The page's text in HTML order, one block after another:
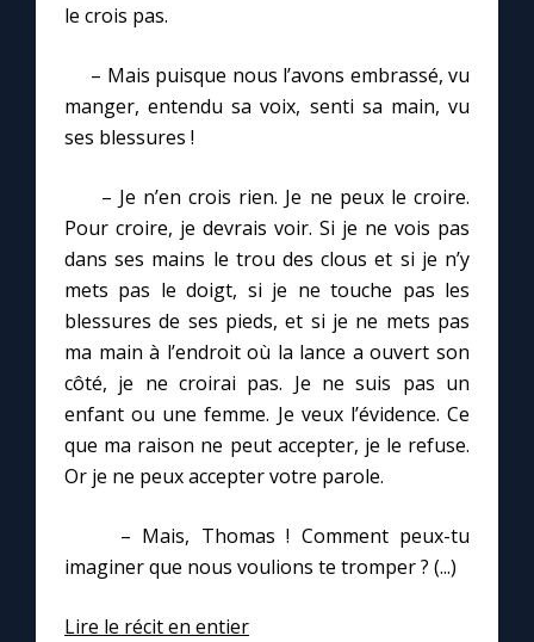
le crois pas.
– Mais puisque nous l’avons embrassé, vu
manger, entendu sa voix, senti sa main, vu
ses blessures !
– Je n’en crois rien. Je ne peux le croire.
Pour croire, je devrais voir. Si je ne vois pas
dans ses mains le trou des clous et si je n’y
mets pas le doigt, si je ne touche pas les
blessures de ses pieds, et si je ne mets pas
ma main à l’endroit où la lance a ouvert son
côté, je ne croirai pas. Je ne suis pas un
enfant ou une femme. Je veux l’évidence. Ce
que ma raison ne peut accepter, je le refuse.
Or je ne peux accepter votre parole.
– Mais, Thomas ! Comment peux-tu
imaginer que nous voulions te tromper ? (...)
Lire le récit en entier